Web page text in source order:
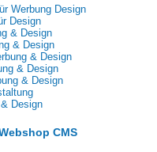
Werbung Design
Design
& Design
& Design
& Design
& Design
& Design
Design
CMS